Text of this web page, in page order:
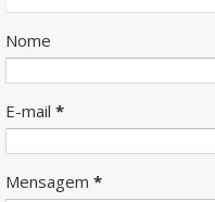
Nome
E-mail *
Mensagem *